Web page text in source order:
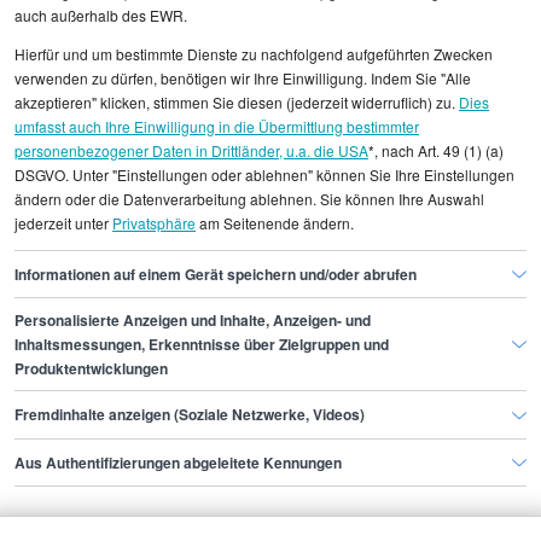
Tätigkeitsbeschreibungen,
Unternehmensangaben und möglichst konkrete
Gehaltsangaben achten. Die Kombination
mehrerer Kanäle erhöht die Chance, eine
Position zu finden, die fachlich und finanziell den
eigenen Vorstellungen entspricht.
Finde den Job,
der zu dir passt.
Bewerbende
auch außerhalb des EWR.
Hierfür und um bestimmte Dienste zu nachfolgend aufgeführten Zwecken
verwenden zu dürfen, benötigen wir Ihre Einwilligung. Indem Sie "Alle
akzeptieren" klicken, stimmen Sie diesen (jederzeit widerruflich) zu. Dies
umfasst auch Ihre Einwilligung in die Übermittlung bestimmter
personenbezogener Daten in Drittländer, u.a. die USA*, nach Art. 49 (1) (a)
DSGVO. Unter "Einstellungen oder ablehnen" können Sie Ihre Einstellungen
ändern oder die Datenverarbeitung ablehnen. Sie können Ihre Auswahl
jederzeit unter Privatsphäream Seitenende ändern.
Informationen auf einem Gerät speichern und/oder abrufen
Personalisierte Anzeigen und Inhalte, Anzeigen- und
Inhaltsmessungen, Erkenntnisse über Zielgruppen und
Produktentwicklungen
Fremdinhalte anzeigen (Soziale Netzwerke, Videos)
Aus Authentifizierungen abgeleitete Kennungen